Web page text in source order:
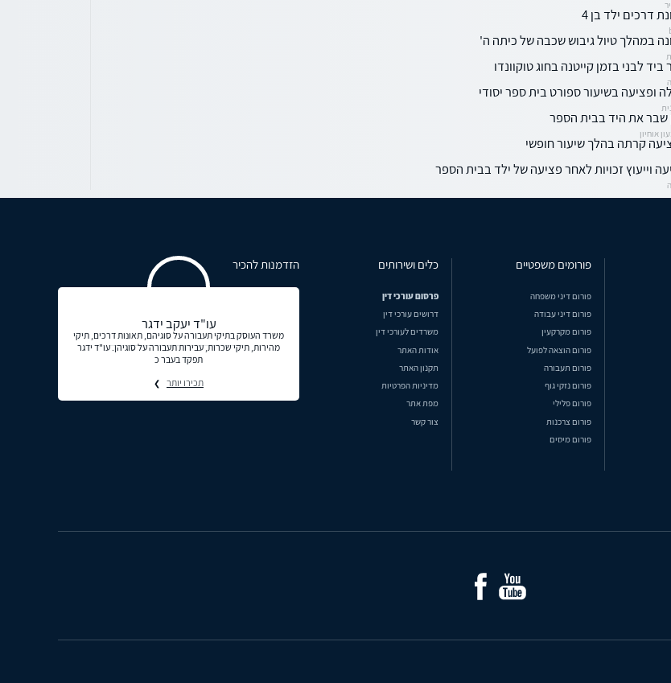
דרכים ילד בן 4
במהלך טיול גיבוש שכבה של כיתה ה'
לבני בזמן קייטנה בחוג טוקוונדו
ופציעה בשיעור ספורט בית ספר יסודי
שבר את היד בבית הספר
אוחיון
קרתה בהלך שיעור חופשי
וייעוץ זכויות לאחר פציעה של ילד בבית הספר
פורומים משפטיים
פורום דיני משפחה
פורום דיני עבודה
פורום מקרקעין
פורום הוצאה לפועל
פורום תעבורה
פורום נזקי גוף
פורום פלילי
פורום צרכנות
פורום מיסים
כלים ושירותים
פרסום עורכי דין
דרושים עורכי דין
משרדים לעורכי דין
אודות האתר
תקנון האתר
מדיניות הפרטיות
מפת אתר
צור קשר
הזדמנות להכיר
עו"ד יעקב ידגר
משרד העוסק בתיקי תעבורה על סוגיהם, תאונות דרכים, תיקי
מהירות, תיקי שכרות, עבירות תעבורה על סוגיהן. עו"ד ידגר
תפקד בעבר כ
תכירו יותר